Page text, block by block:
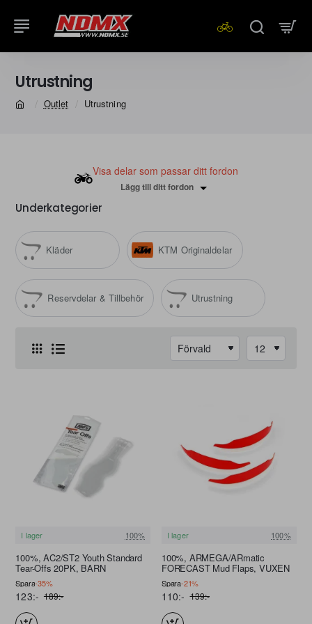
Utrustning
Outlet Utrustning
Visa delar som passar ditt fordon
Lägg till ditt fordon
Underkategorier
Kläder KTM Originaldelar
Reservdelar & Tillbehör Utrustning
REA
I lager 100%
100%, AC2/ST2 Youth Standard
Tear-Offs 20PK, BARN
Spara-35%
123:- 189:-
REA
I lager 100%
100%, ARMEGA/ARmatic
FORECAST Mud Flaps, VUXEN
Spara-21%
110:- 139:-